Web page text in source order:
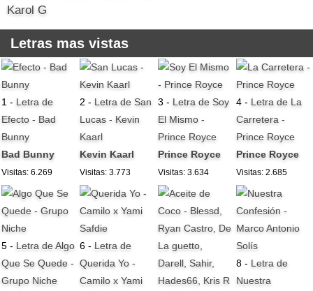
Karol G
Letras mas vistas
1 - Letra de
Efecto - Bad
Bunny
Bad Bunny
Visitas: 6.269
2 - Letra de San
Lucas - Kevin
Kaarl
Kevin Kaarl
Visitas: 3.773
3 - Letra de Soy
El Mismo -
Prince Royce
Prince Royce
Visitas: 3.634
4 - Letra de La
Carretera -
Prince Royce
Prince Royce
Visitas: 2.685
5 - Letra de Algo
Que Se Quede -
Grupo Niche
6 - Letra de
Querida Yo -
Camilo x Yami
8 - Letra de
Nuestra